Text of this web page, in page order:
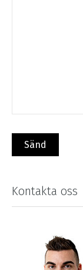
Kontakta oss